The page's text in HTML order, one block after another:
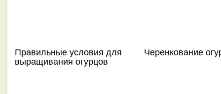
Правильные условия для
выращивания огурцов
Черенкование